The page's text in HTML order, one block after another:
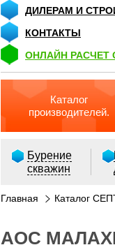
ДИЛЕРАМ И
КОНТАКТЫ
ОНЛАЙН РАСЧЕТ
Каталог
производителей.
Бурение
скважин
Главная Каталог
АОС